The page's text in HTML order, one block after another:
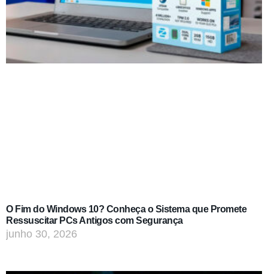
O Fim do Windows 10? Conheça o Sistema que Promete
Ressuscitar PCs Antigos com Segurança
junho 30, 2026